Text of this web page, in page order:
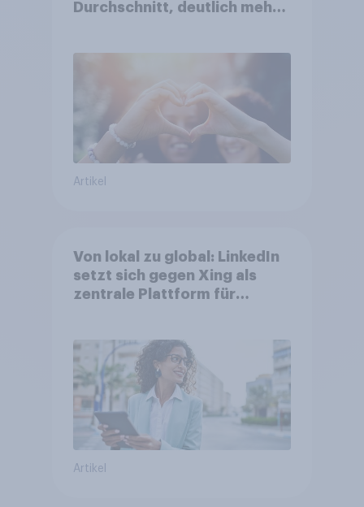
Durchschnitt, deutlich mehr
Artikel
Von lokal zu global: LinkedIn
setzt sich gegen Xing als
zentrale Plattform für
Artikel